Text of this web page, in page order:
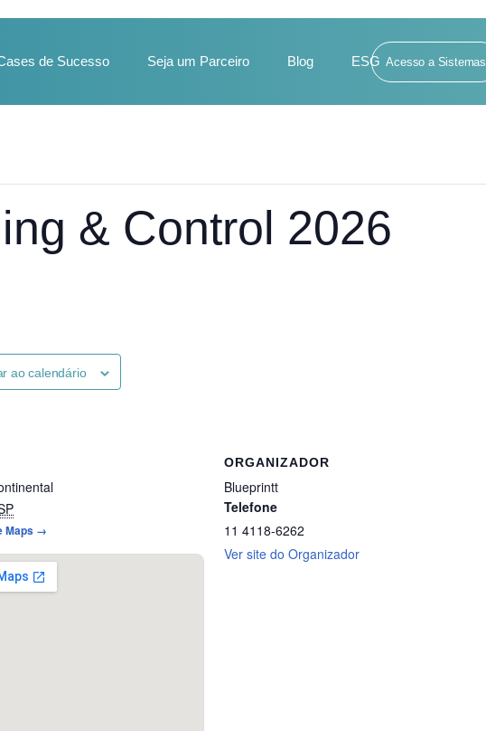
de Sucesso Seja um Parceiro Blog ESG Acesso a Sistemas
& Control 2026
ao calendário
Maps →
ORGANIZADOR
Blueprintt
Telefone
11 4118-6262
Ver site do Organizador